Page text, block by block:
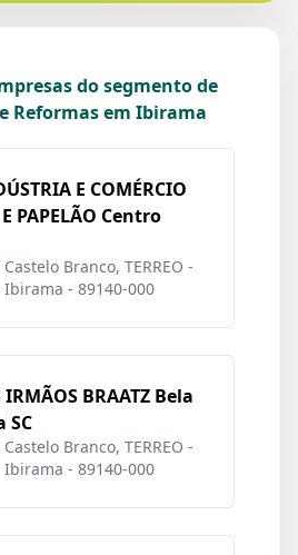
do segmento de
Reformas em Ibirama
E COMÉRCIO
PAPELÃO Centro
Branco, TERREO -
- 89140-000
IRMÃOS BRAATZ Bela
SC
Branco, TERREO -
- 89140-000